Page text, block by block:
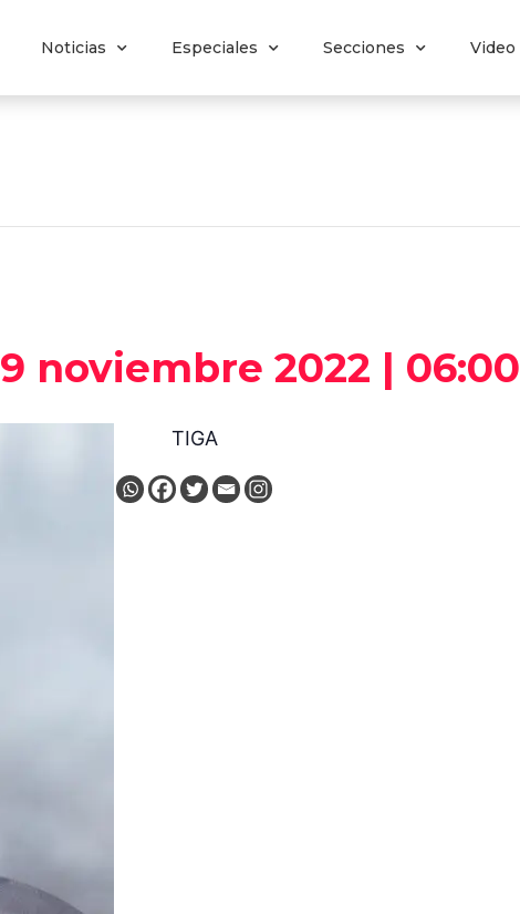
Noticias Especiales Secciones Video
9 noviembre 2022 | 06:00
TIGA